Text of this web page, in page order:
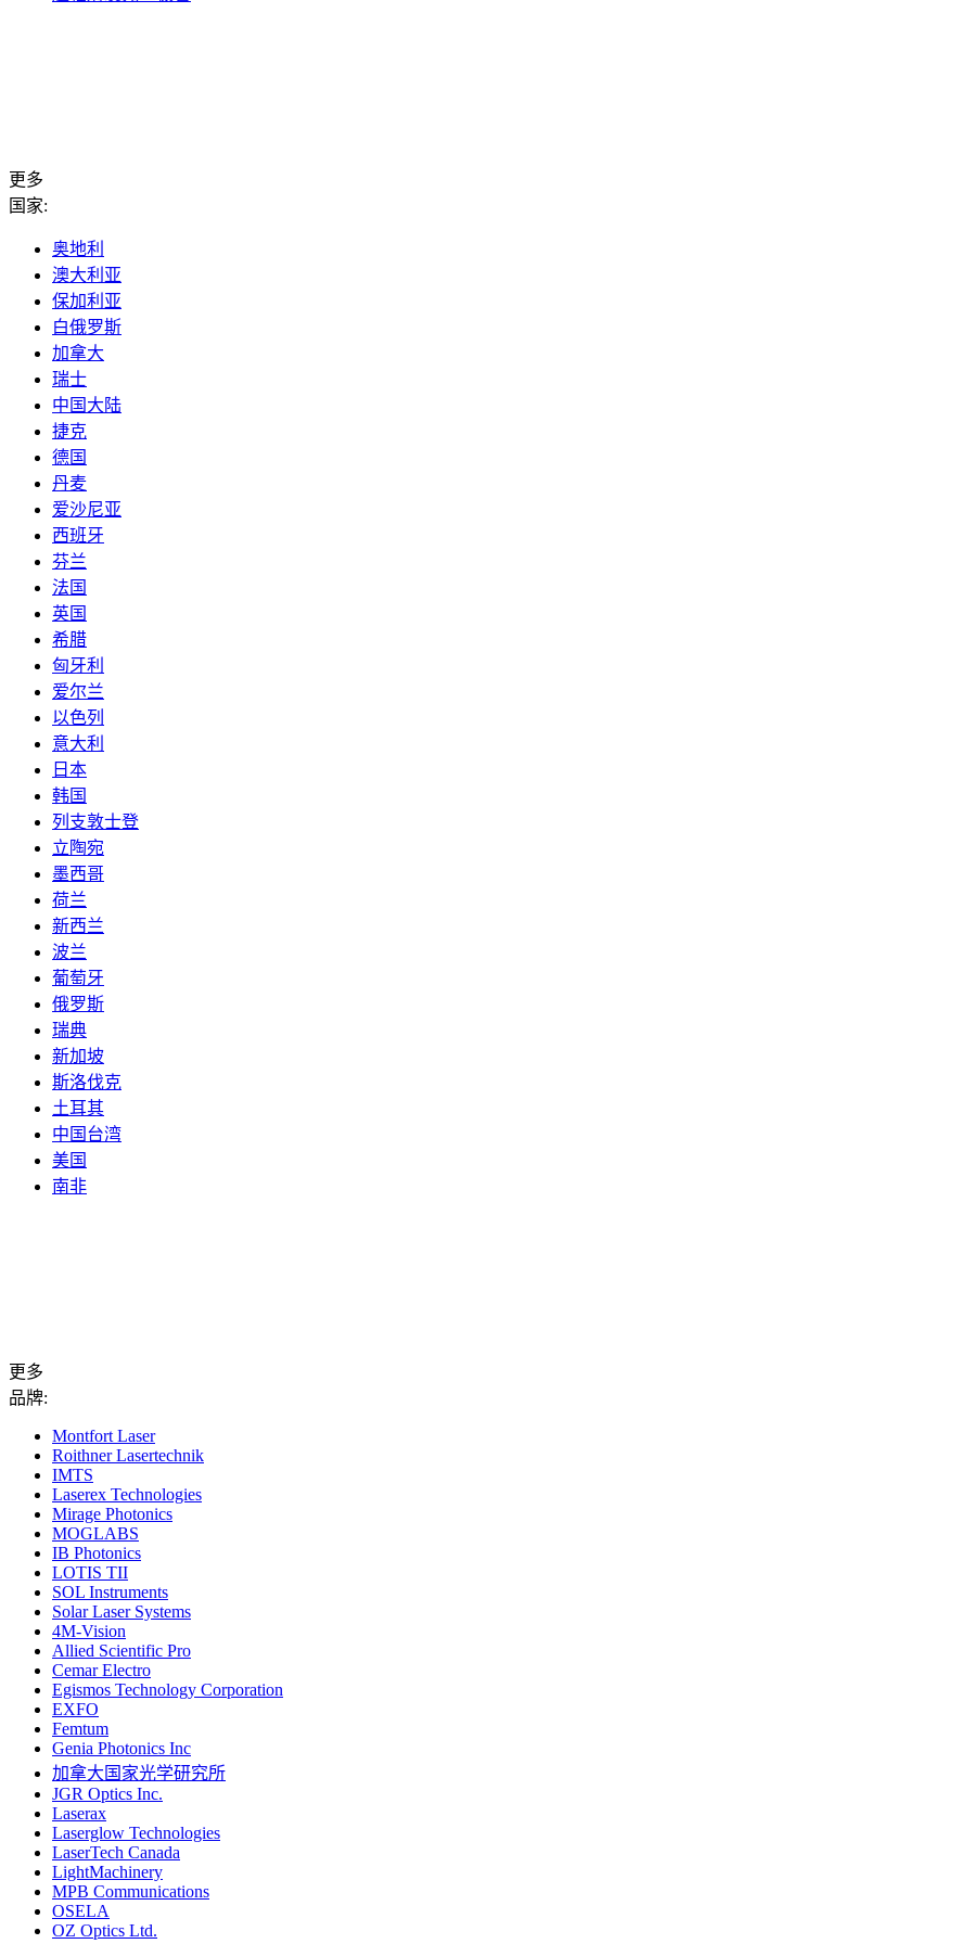
更多
国家:
奥地利
澳大利亚
保加利亚
白俄罗斯
加拿大
瑞士
中国大陆
捷克
德国
丹麦
爱沙尼亚
西班牙
芬兰
法国
英国
希腊
匈牙利
爱尔兰
以色列
意大利
日本
韩国
列支敦士登
立陶宛
墨西哥
荷兰
新西兰
波兰
葡萄牙
俄罗斯
瑞典
新加坡
斯洛伐克
土耳其
中国台湾
美国
南非
更多
品牌:
Montfort Laser
Roithner Lasertechnik
IMTS
Laserex Technologies
Mirage Photonics
MOGLABS
IB Photonics
LOTIS TII
SOL Instruments
Solar Laser Systems
4M-Vision
Allied Scientific Pro
Cemar Electro
Egismos Technology Corporation
EXFO
Femtum
Genia Photonics Inc
加拿大国家光学研究所
JGR Optics Inc.
Laserax
Laserglow Technologies
LaserTech Canada
LightMachinery
MPB Communications
OSELA
OZ Optics Ltd.